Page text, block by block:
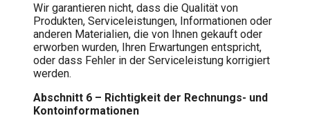
Wir garantieren nicht, dass die Qualität von
Produkten, Serviceleistungen, Informationen oder
anderen Materialien, die von Ihnen gekauft oder
erworben wurden, Ihren Erwartungen entspricht,
oder dass Fehler in der Serviceleistung korrigiert
werden.
Abschnitt 6 – Richtigkeit der Rechnungs- und
Kontoinformationen